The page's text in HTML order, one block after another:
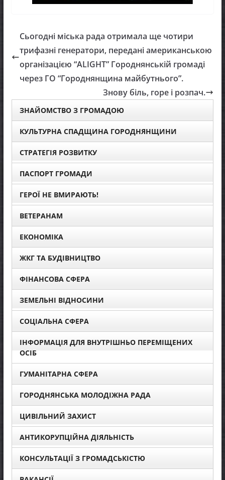
Сьогодні міська рада отримала ще чотири
трифазні генератори, передані американською
організацією “ALIGHT” Городнянській громаді
через ГО “Городнянщина майбутнього”.
Знову біль, горе і розпач.
ЗНАЙОМСТВО З ГРОМАДОЮ
КУЛЬТУРНА СПАДЩИНА ГОРОДНЯНЩИНИ
СТРАТЕГІЯ РОЗВИТКУ
ПАСПОРТ ГРОМАДИ
ГЕРОЇ НЕ ВМИРАЮТЬ!
ВЕТЕРАНАМ
ЕКОНОМІКА
ЖКГ ТА БУДІВНИЦТВО
ФІНАНСОВА СФЕРА
ЗЕМЕЛЬНІ ВІДНОСИНИ
СОЦІАЛЬНА СФЕРА
ІНФОРМАЦІЯ ДЛЯ ВНУТРІШНЬО ПЕРЕМІЩЕНИХ
ОСІБ
ГУМАНІТАРНА СФЕРА
ГОРОДНЯНСЬКА МОЛОДІЖНА РАДА
ЦИВІЛЬНИЙ ЗАХИСТ
АНТИКОРУПЦІЙНА ДІЯЛЬНІСТЬ
КОНСУЛЬТАЦІЇ З ГРОМАДСЬКІСТЮ